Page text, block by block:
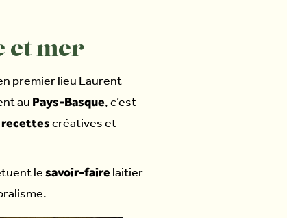
et mer
premier lieu Laurent
au Pays-Basque, c’est
recettes créatives et
le savoir-faire laitier